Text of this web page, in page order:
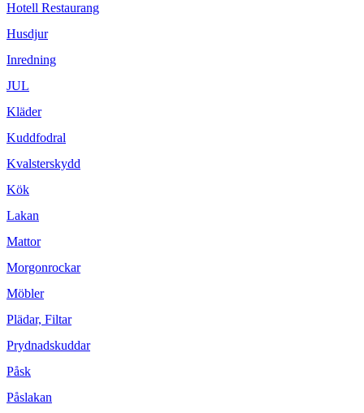
Hotell Restaurang
Husdjur
Inredning
JUL
Kläder
Kuddfodral
Kvalsterskydd
Kök
Lakan
Mattor
Morgonrockar
Möbler
Plädar, Filtar
Prydnadskuddar
Påsk
Påslakan